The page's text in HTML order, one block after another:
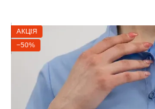
АКЦІЯ
−50%